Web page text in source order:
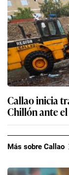
Callao inicia
Chillón ante
Más sobre Callao